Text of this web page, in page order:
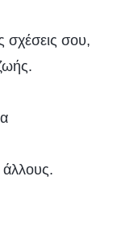
σχέσεις σου,
άλλους.